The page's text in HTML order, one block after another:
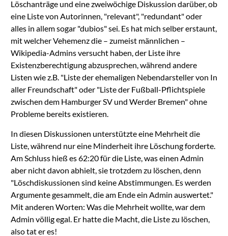
Löschanträge und eine zweiwöchige Diskussion darüber, ob
eine Liste von Autorinnen, "relevant", "redundant" oder
alles in allem sogar "dubios" sei. Es hat mich selber erstaunt,
mit welcher Vehemenz die – zumeist männlichen –
Wikipedia-Admins versucht haben, der Liste ihre
Existenzberechtigung abzusprechen, während andere
Listen wie z.B. "Liste der ehemaligen Nebendarsteller von In
aller Freundschaft" oder "Liste der Fußball-Pflichtspiele
zwischen dem Hamburger SV und Werder Bremen" ohne
Probleme bereits existieren.
In diesen Diskussionen unterstützte eine Mehrheit die
Liste, während nur eine Minderheit ihre Löschung forderte.
Am Schluss hieß es 62:20 für die Liste, was einen Admin
aber nicht davon abhielt, sie trotzdem zu löschen, denn
"Löschdiskussionen sind keine Abstimmungen. Es werden
Argumente gesammelt, die am Ende ein Admin auswertet."
Mit anderen Worten: Was die Mehrheit wollte, war dem
Admin völlig egal. Er hatte die Macht, die Liste zu löschen,
also tat er es!